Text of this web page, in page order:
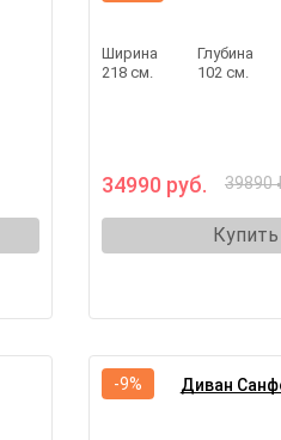
Ширина
218 см.
Глубина
102 см.
34990 руб. 39890
Купить
Диван
-9%